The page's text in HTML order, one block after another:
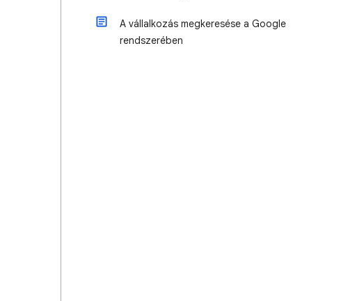
A vállalkozás megkeresése a Google
rendszerében